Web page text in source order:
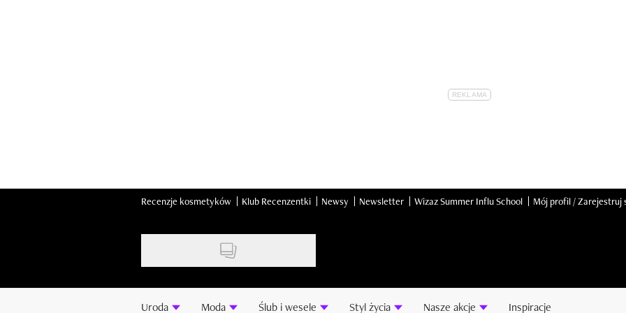
Recenzje kosmetyków Klub Recenzentki Newsy Newsletter Wizaz Summer Influ School Mój profil / Zarejestruj
Uroda Moda Ślub i wesele Styl życia Nasze akcje Inspiracje